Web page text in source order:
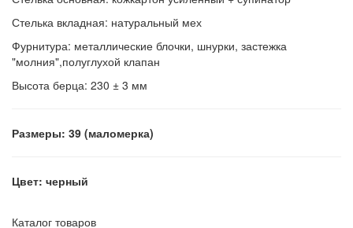
Стелька вкладная: натуральный мех
Фурнитура: металлические блочки, шнурки, застежка
"молния",полуглухой клапан
Высота берца: 230 ± 3 мм
Размеры: 39 (маломерка)
Цвет: черный
Каталог товаров